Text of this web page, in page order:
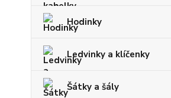
Hodinky
Ledvinky a klíčenky
Šátky a šály